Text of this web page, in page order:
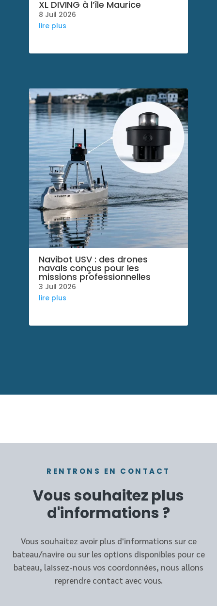
XL DIVING à l’île Maurice
8 Juil 2026
lire plus
Navibot USV : des drones
navals conçus pour les
missions professionnelles
3 Juil 2026
lire plus
RENTRONS EN CONTACT
Vous souhaitez plus
d'informations ?
Vous souhaitez avoir plus d'informations sur ce
bateau/navire ou sur les options disponibles pour ce
bateau, laissez-nous vos coordonnées, nous allons
reprendre contact avec vous.